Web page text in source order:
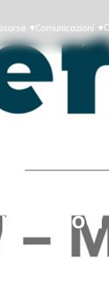
Comunicazioni
i soci